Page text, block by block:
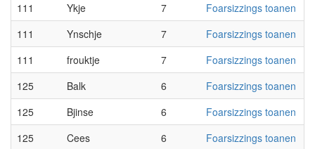
111
Ykje 7
Foarsizzings toanen
111
Ynschje 7
Foarsizzings toanen
111
frouktje 7
Foarsizzings toanen
125
Balk 6
Foarsizzings toanen
125
Bjinse 6
Foarsizzings toanen
125
Cees 6
Foarsizzings toanen